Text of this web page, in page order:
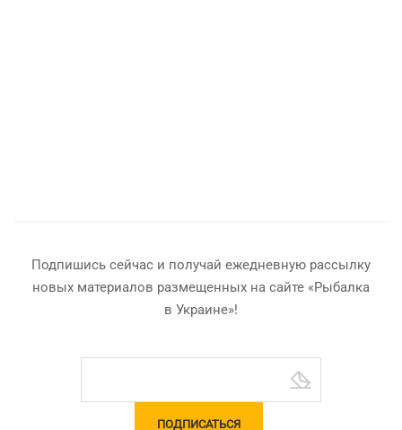
Подпишись сейчас и получай ежедневную рассылку
новых материалов размещенных на сайте «Рыбалка
в Украине»!